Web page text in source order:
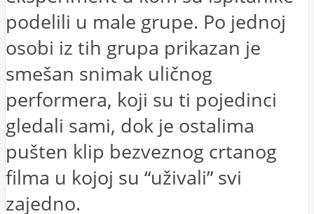
podelili u male grupe. Po jednoj
osobi iz tih grupa prikazan je
smešan snimak uličnog
performera, koji su ti pojedinci
gledali sami, dok je ostalima
pušten klip bezveznog crtanog
filma u kojoj su “uživali” svi
zajedno.